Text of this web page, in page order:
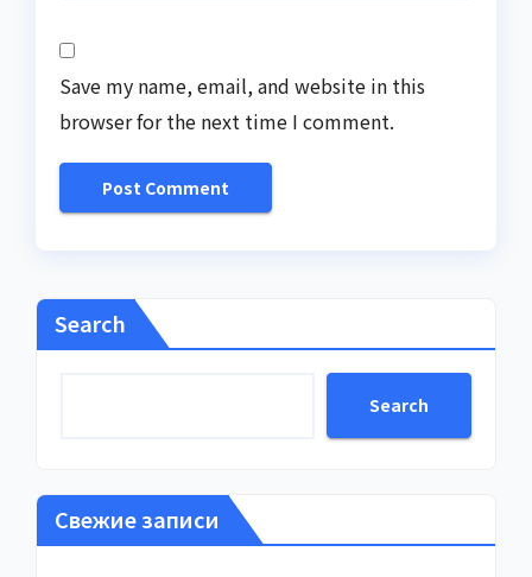
Save my name, email, and website in this
browser for the next time I comment.
Search
Search
Свежие записи